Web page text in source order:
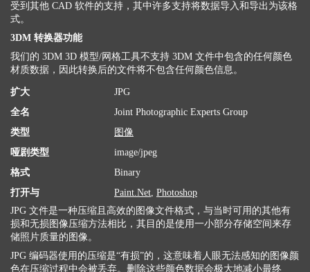
受到其他 CAD 软件的支持，其中许多支持将数据导入和导出为该格
式。
3DM 转换器功能
我们的 3DM 3D 模型/网格工具不支持 3DM 文件中包含的任何颜色
材质数据，因此转换后的文件将不包含任何颜色信息。
扩大
JPG
全名
Joint Photographic Experts Group
类型
图像
哑剧类型
image/jpeg
格式
Binary
打开与
Paint.Net, Photoshop
JPG 文件是一种压缩且高效的图像文件格式，与当时可用的其他有
损和无损图像压缩方法相比，其目的是使用一小部分存储空间来存
储照片质量的图像。
JPG 编码器使用的压缩是“有损”的，这意味着人眼无法感知的图像颜
色在压缩过程中会被丢弃。删除这些颜色数据会极大地减小最终